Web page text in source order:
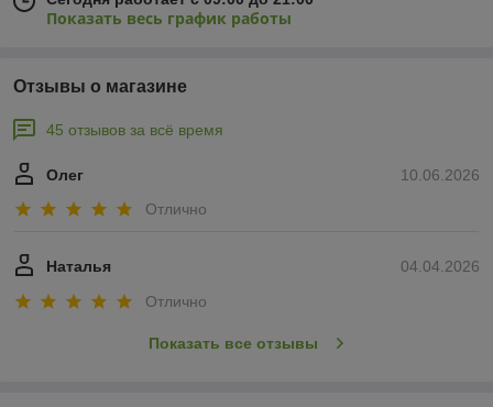
Показать весь график работы
Отзывы о магазине
45 отзывов за всё время
10.06.2026
Олег
Отлично
04.04.2026
Наталья
Отлично
Показать все отзывы